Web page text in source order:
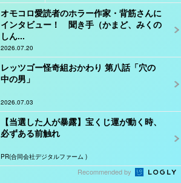
オモコロ愛読者のホラー作家・背筋さんに
インタビュー！ 聞き手（かまど、みくの
しん...
2026.07.20
レッツゴー怪奇組おかわり 第八話「穴の
中の男」
2026.07.03
【当選した人が暴露】宝くじ運が動く時、
必ずある前触れ
PR(合同会社デジタルファーム )
Recommended by